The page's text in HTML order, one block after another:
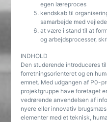
egen læreproces
kendskab til
samarbejde med
at være i stand til at
og arbejdsprocesser,
INDHOLD
Den studerende introduceres
forretningsorienteret og en
emnet. Med udgangen af P0-
projektgruppe have foretaget
vedrørende anvendelsen af
nyere eller innovativ
elementer med et teknisk,